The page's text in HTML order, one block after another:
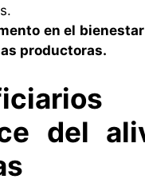
en el
productoras.
del